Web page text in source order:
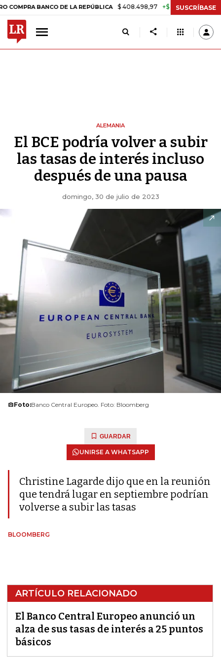
BANCO DE LA REPÚBLICA $ 408.498,97 +$ 8.753,81 +2,19%
SUSCRÍBASE
ALEMANIA
El BCE podría volver a subir
las tasas de interés incluso
después de una pausa
domingo, 30 de julio de 2023
Foto:Banco Central Europeo. Foto: Bloomberg
GUARDAR
UNIRSE A WHATSAPP
Christine Lagarde dijo que en la reunión
que tendrá lugar en septiembre podrían
volverse a subir las tasas
BLOOMBERG
ARTÍCULO RELACIONADO
El Banco Central Europeo anunció un
alza de sus tasas de interés a 25 puntos
básicos